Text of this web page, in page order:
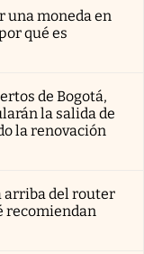
una moneda en
qué es
de Bogotá,
la salida de
la renovación
arriba del router
recomiendan